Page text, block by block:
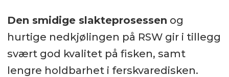
Den smidige slakteprosessen og
hurtige nedkjølingen på RSW gir i tillegg
svært god kvalitet på fisken, samt
lengre holdbarhet i ferskvaredisken.